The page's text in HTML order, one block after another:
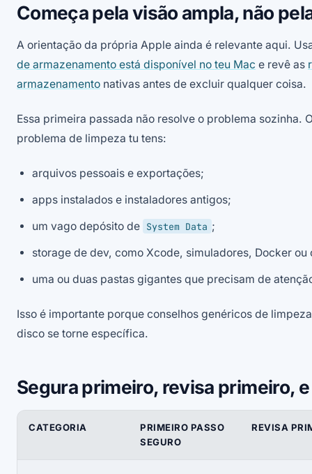
Começa pela visão ampla, não
A orientação da própria Apple ainda é relevante aqui.
de armazenamento está disponível no teu Mac e revê as
armazenamento nativas antes de excluir qualquer coisa.
Essa primeira passada não resolve o problema sozinha.
problema de limpeza tu tens:
arquivos pessoais e exportações;
apps instalados e instaladores antigos;
um vago depósito de System Data ;
storage de dev, como Xcode, simuladores, Docker ou
uma ou duas pastas gigantes que precisam de
Isso é importante porque conselhos genéricos de
disco se torne específica.
Segura primeiro, revisa primeiro,
CATEGORIA
PRIMEIRO PASSO
SEGURO
REVISA